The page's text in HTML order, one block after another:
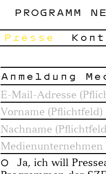
PROGRAMM
Presse
Anmeldung
Ja, ich will